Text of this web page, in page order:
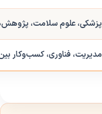
پزشکی، علوم سلامت،
مدیریت، فناوری، کسب‌وکار